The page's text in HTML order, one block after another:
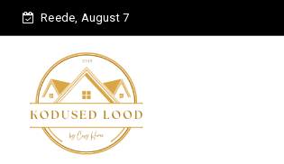
Reede, August 7